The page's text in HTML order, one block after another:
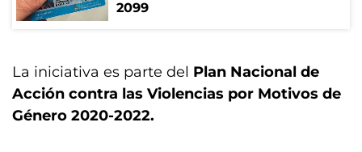
2099
La iniciativa es parte del Plan Nacional de
Acción contra las Violencias por Motivos de
Género 2020-2022.